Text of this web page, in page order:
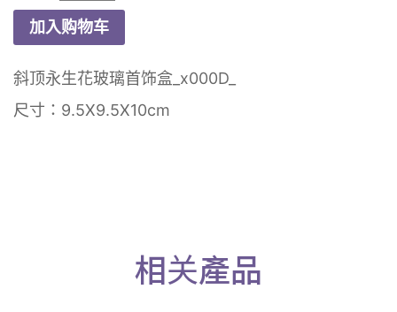
数
量
加入购物车
斜顶永生花玻璃首饰盒_x000D_
尺寸：9.5X9.5X10cm
相关產品